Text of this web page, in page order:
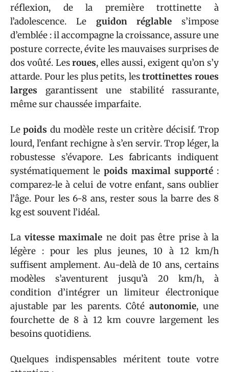
réflexion, de la première trottinette à
l’adolescence. Le guidon réglable s’impose
d’emblée : il accompagne la croissance, assure une
posture correcte, évite les mauvaises surprises de
dos voûté. Lesroues, elles aussi, exigent qu’on s’y
attarde. Pour les plus petits, lestrottinettes roues
larges garantissent une stabilité rassurante,
même sur chaussée imparfaite.
Lepoids du modèle reste un critère décisif. Trop
lourd, l’enfant rechigne à s’en servir. Trop léger, la
robustesse s’évapore. Les fabricants indiquent
systématiquement le poids maximal supporté :
comparez-le à celui de votre enfant, sans oublier
l’âge. Pour les 6-8 ans, rester sous la barre des 8
kg est souvent l’idéal.
Lavitesse maximale ne doit pas être prise à la
légère : pour les plus jeunes, 10 à 12 km/h
suffisent amplement. Au-delà de 10 ans, certains
modèles s’aventurent jusqu’à 20 km/h, à
condition d’intégrer un limiteur électronique
ajustable par les parents. Côté autonomie, une
fourchette de 8 à 12 km couvre largement les
besoins quotidiens.
Quelques indispensables méritent toute votre